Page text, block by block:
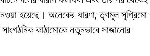
হয়েছে। অনেকের ধারণা, তৃণমূল সুপ্রিমো
কাঠামোকে নতুনভাবে সাজানোর